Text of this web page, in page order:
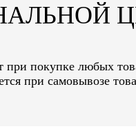
при покупке любых
при самовывозе